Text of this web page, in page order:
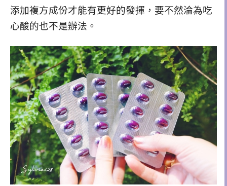
添加複方成份才能有更好的發揮，要不然淪為吃
心酸的也不是辦法。